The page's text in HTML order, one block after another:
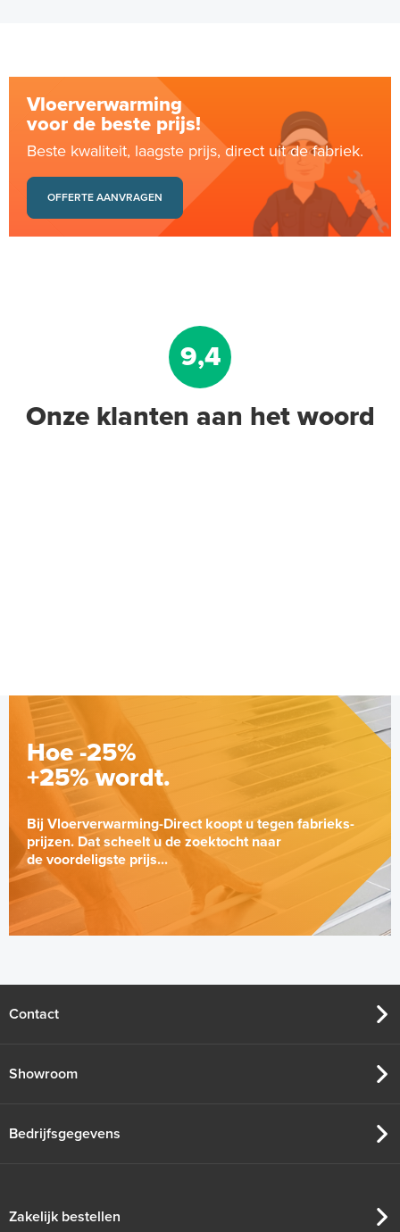
Vloerverwarming
voor de beste prijs!
Beste kwaliteit, laagste prijs, direct uit de fabriek.
OFFERTE AANVRAGEN
9,4
Onze klanten aan het woord
Hoe -25%
+25% wordt.
Bij Vloerverwarming-Direct koopt u tegen fabrieks-
prijzen. Dat scheelt u de zoektocht naar
de voordeligste prijs...
Contact
Showroom
Bedrijfsgegevens
Zakelijk bestellen